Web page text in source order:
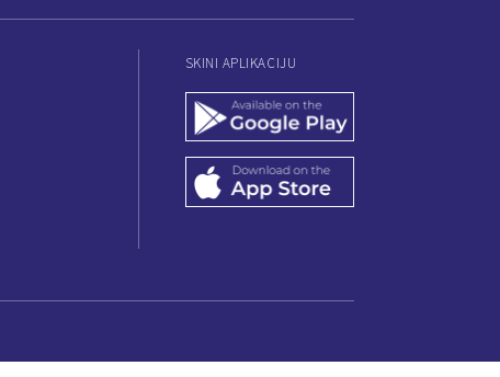
SKINI APLIKACIJU